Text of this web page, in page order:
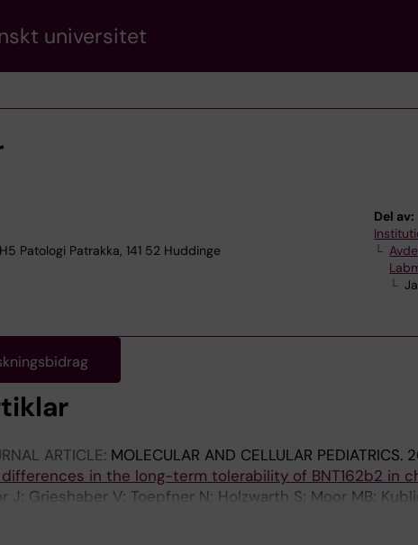
universitet
Patologi Patrakka, 141 52 Huddinge
Del av:
ARTICLE: MOLECULAR AND CELLULAR PEDIATRICS.
differences in the long-term tolerability of BNT162b2 in
J; Grieshaber V; Toepfner N; Holzwarth S; Moor MB;